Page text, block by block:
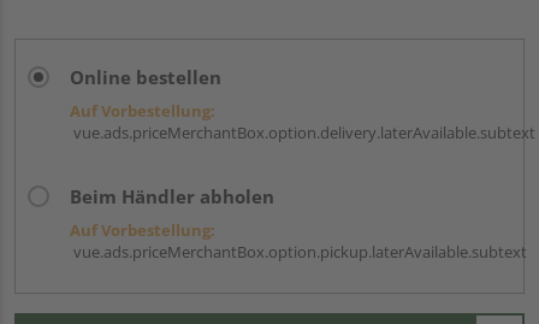
Online bestellen
Auf Vorbestellung:
vue.ads.priceMerchantBox.option.delivery.laterAvailable.subtext
Beim Händler abholen
Auf Vorbestellung:
vue.ads.priceMerchantBox.option.pickup.laterAvailable.subtext